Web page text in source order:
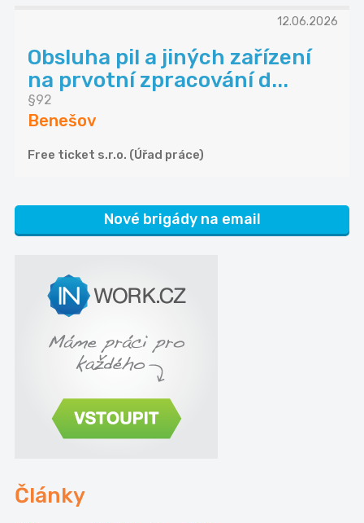
12.06.2026
Obsluha pil a jiných zařízení
na prvotní zpracování d...
§92
Benešov
Free ticket s.r.o. (Úřad práce)
Nové brigády na email
Články